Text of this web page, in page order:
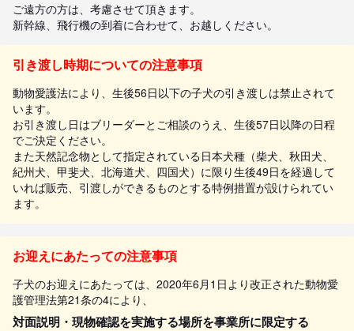
ご遠方の方は、考慮させて頂きます。
新幹線、飛行機の到着に合わせて、お越しください。
引き渡し時期についての注意事項
動物愛護法により、生後56日以下の子犬の引き渡しは禁止されて
います。
お引き渡し日はブリーダーとご相談のうえ、生後57日以降の日程
でご決定ください。
また天然記念物として指定されている日本犬種（柴犬、秋田犬、
紀州犬、甲斐犬、北海道犬、四国犬）に限り生後49日を経過して
いれば販売、引渡しができるものとする特例措置が設けられてい
ます。
お迎えにあたっての注意事項
子犬のお迎えにあたっては、2020年6月1日より改正された動物愛
護管理法第21条の4により、
対面説明・現物確認を実施する場所を事業所に限定する